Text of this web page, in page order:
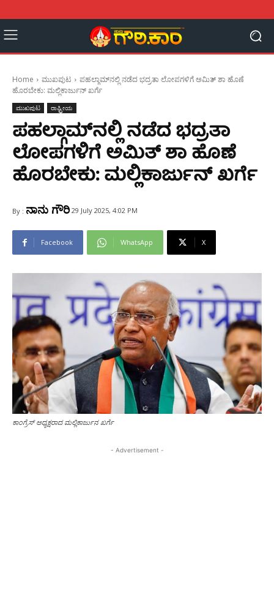
Home ಮುಖಪುಟ
ಪಹಲ್ಗಾಮ್‌ನಲ್ಲಿ ನಡೆದ ಭದ್ರತಾ ಲೋಪಗಳಿಗೆ ಅಮಿತ್ ಶಾ ಹೊಣೆ
ಹೊರಬೇಕು: ಮಲ್ಲಿಕಾರ್ಜುನ್ ಖರ್ಗೆ
ಮುಖಪುಟ ರಾಷ್ಟ್ರೀಯ
ಪಹಲ್ಗಾಮ್‌ನಲ್ಲಿ ನಡೆದ ಭದ್ರತಾ
ಲೋಪಗಳಿಗೆ ಅಮಿತ್ ಶಾ ಹೊಣೆ
ಹೊರಬೇಕು: ಮಲ್ಲಿಕಾರ್ಜುನ್ ಖರ್ಗೆ
By : ನಾನು ಗೌರಿ 29 July 2025, 4:02 PM
Facebook WhatsApp X
ಕಾಂಗ್ರೆಸ್ ಅಧ್ಯಕ್ಷರಾದ ಮಲ್ಲಿಕಾರ್ಜುನ ಖರ್ಗೆ
- Advertisement -